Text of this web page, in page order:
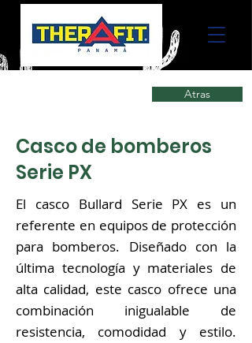
Atras
Casco de bomberos
Serie PX
El casco Bullard Serie PX es un
referente en equipos de protección
para bomberos. Diseñado con la
última tecnología y materiales de
alta calidad, este casco ofrece una
combinación inigualable de
resistencia, comodidad y estilo.